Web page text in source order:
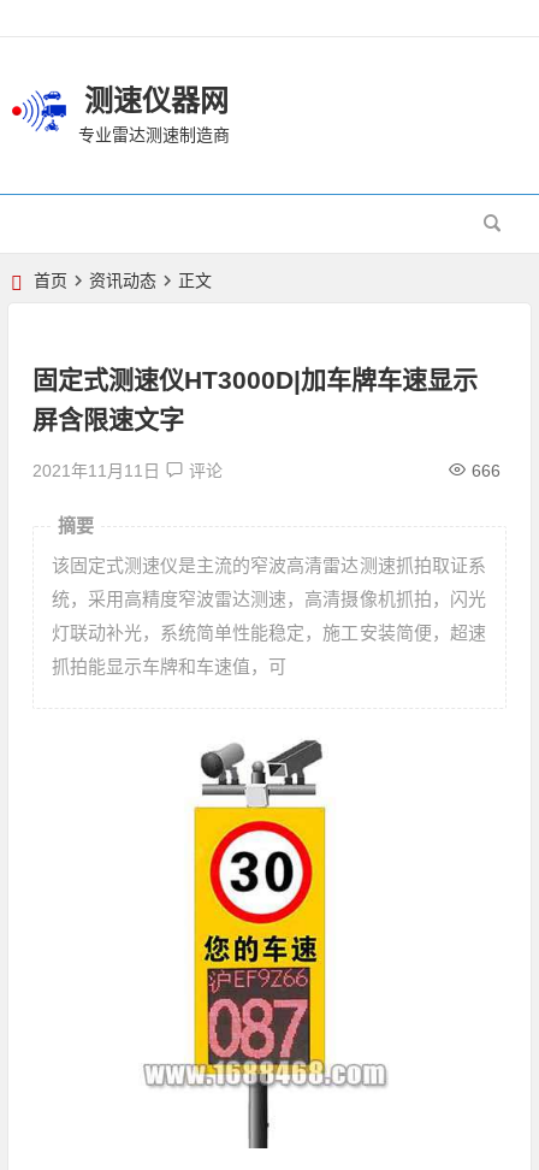
测速仪器网
专业雷达测速制造商
首页 资讯动态 正文
固定式测速仪HT3000D|加车牌车速显示
屏含限速文字
2021年11月11日 评论 666
摘要
该固定式测速仪是主流的窄波高清雷达测速抓拍取证系
统，采用高精度窄波雷达测速，高清摄像机抓拍，闪光
灯联动补光，系统简单性能稳定，施工安装简便，超速
抓拍能显示车牌和车速值，可